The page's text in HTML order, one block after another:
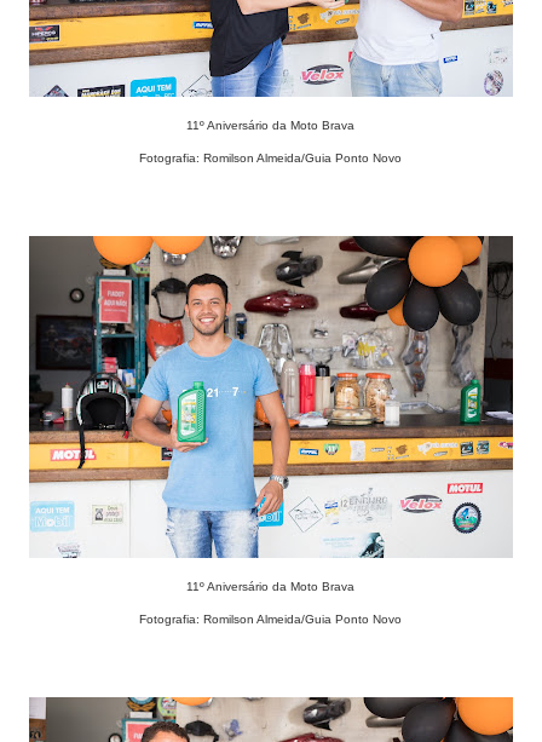
11º Aniversário da Moto Brava
Fotografia: Romilson Almeida/Guia Ponto Novo
11º Aniversário da Moto Brava
Fotografia: Romilson Almeida/Guia Ponto Novo